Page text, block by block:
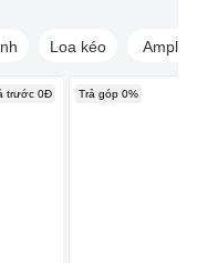
Loa kéo Amply
trước 0Đ Trả góp 0%